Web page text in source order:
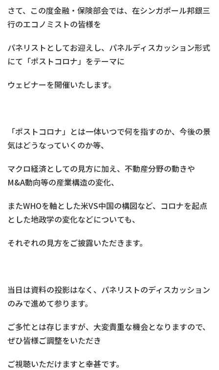
さて、この度金融・保険部会では、在シンガポール邦銀三
行のエコノミストの皆様を
パネリストとしてお迎えし、パネルディスカッション形式
にて「ポストコロナ」をテーマに
ウェビナーを開催いたします。
「ポストコロナ」とは一体いつで何を指すのか、今後の景
気はどうなっていくのか等、
マクロ経済としての見方に加え、不動産分野の動きや
M&A動向等の産業構造の変化、
またWHOを軸とした米VS中国の構図など、コロナを起点
とした地政学の変化などについても、
それぞれの見方をご披露いただきます。
当日は資料の投影はなく、パネリストのディスカッション
のみで進めて参ります。
ご多忙とは存じますが、大変貴重な機会となりますので、
ぜひ皆様ご調整をいただき
ご視聴いただけますと幸甚です。